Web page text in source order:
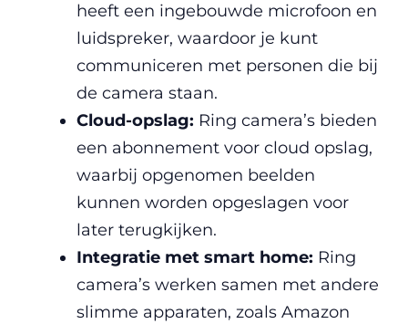
heeft een ingebouwde microfoon en
luidspreker, waardoor je kunt
communiceren met personen die bij
de camera staan.
Cloud-opslag: Ring camera’s bieden
een abonnement voor cloud opslag,
waarbij opgenomen beelden
kunnen worden opgeslagen voor
later terugkijken.
Integratie met smart home: Ring
camera’s werken samen met andere
slimme apparaten, zoals Amazon